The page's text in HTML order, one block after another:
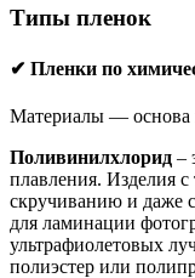
Типы пленок
✔ Пленки по
Материалы — основа
Поливинилхлорид –
плавления. Изделия
скручиванию и даже
для ламинации
ультрафиолетовых
полиэстер или